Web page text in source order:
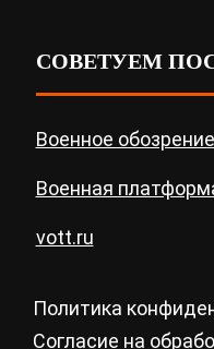
СОВЕТУЕМ
Военное обозрение
Военная
vott.ru
Политика
Согласие на